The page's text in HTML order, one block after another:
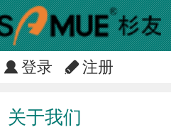
登录 注册
关于我们